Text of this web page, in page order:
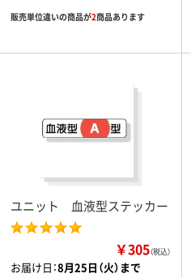
販売単位違いの商品が2商品あります
ユニット 血液型ステッカー
￥305（税込）
お届け日：8月25日（火）まで